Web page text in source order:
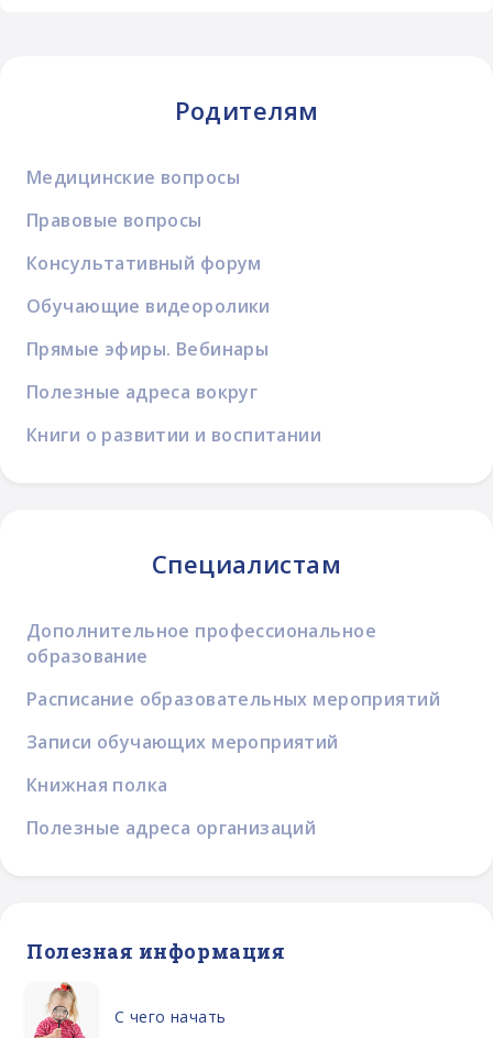
Родителям
Медицинские вопросы
Правовые вопросы
Консультативный форум
Обучающие видеоролики
Прямые эфиры. Вебинары
Полезные адреса вокруг
Книги о развитии и воспитании
Специалистам
Дополнительное профессиональное
образование
Расписание образовательных мероприятий
Записи обучающих мероприятий
Книжная полка
Полезные адреса организаций
Полезная информация
С чего начать